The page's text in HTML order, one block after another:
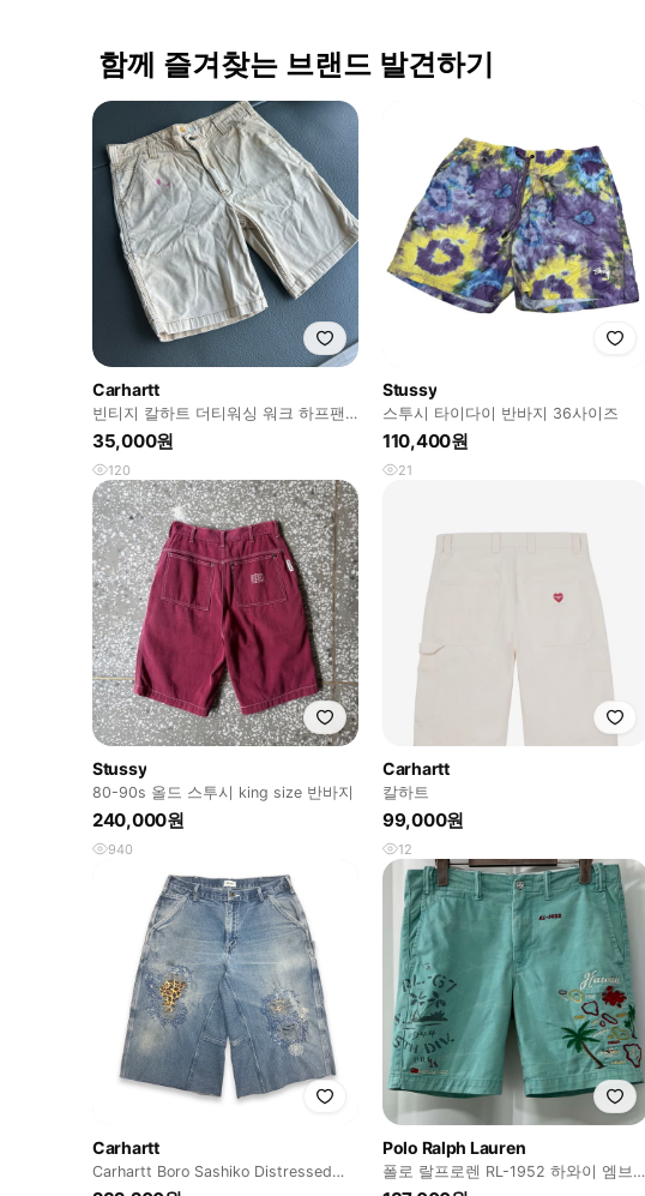
함께 즐겨찾는 브랜드 발견하기
Carhartt
빈티지 칼하트 더티워싱 워크 하프팬
츠
35,000원
120
Stussy
스투시 타이다이 반바지 36사이즈
110,400원
21
Stussy
80-90s 올드 스투시 king size 반바지
240,000원
940
Carhartt
칼하트
99,000원
12
Carhartt
Carhartt Boro Sashiko Distressed
Shorts
Polo Ralph Lauren
폴로 랄프로렌 RL-1952 하와이 엠브로
이더 워시드 쇼츠 반바지